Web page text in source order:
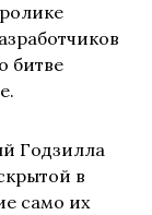
битве
Годзилла
в
само их